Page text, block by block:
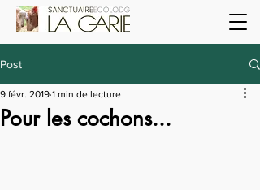
Post
Pour les cochons...
9 févr. 2019 1 min de lecture